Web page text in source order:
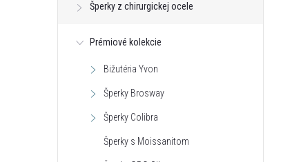
Šperky z chirurgickej ocele
Prémiové kolekcie
Bižutéria Yvon
Šperky Brosway
Šperky Colibra
Šperky s Moissanitom